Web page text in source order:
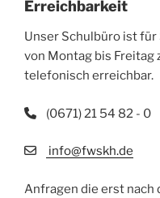
Erreichbarkeit
Unser Schulbüro ist für
von Montag bis Freitag
telefonisch erreichbar.
(0671) 21 54 82 - 0
info@fwskh.de
Anfragen die erst nach